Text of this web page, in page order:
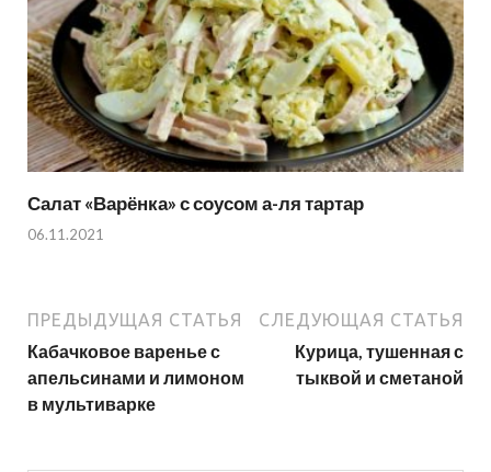
Салат «Варёнка» с соусом а-ля тартар
06.11.2021
ПРЕДЫДУЩАЯ СТАТЬЯ
Кабачковое варенье с
апельсинами и лимоном
в мультиварке
СЛЕДУЮЩАЯ СТАТЬЯ
Курица, тушенная с
тыквой и сметаной